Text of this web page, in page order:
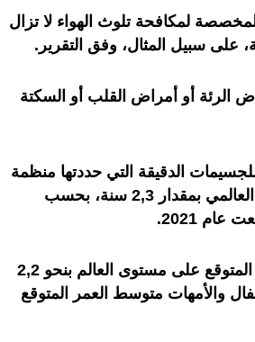
لمكافحة تلوث الهواء لا تزال
على سبيل المثال، وفق التقرير.
الرئة أو أمراض القلب أو السكتة
الدقيقة التي حددتها منظمة
الصحة العالمية أن يقلص من متوسط العمر المتوقع العالمي بمقدار 2,3 سنة، بحسب
2021.
وبالمقارنة، فإن تعاطي التبغ يقلل من متوسط العمر المتوقع على مستوى العالم بنحو 2,2
والأمهات متوسط العمر المتوقع